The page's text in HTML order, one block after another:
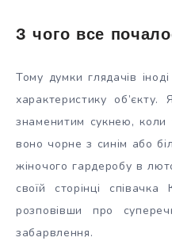
З чого все
Тому думки глядачів
характеристику
знаменитим сукнею, коли
воно чорне з синім або
жіночого гардеробу в
своїй сторінці
розповівши про
забарвлення.